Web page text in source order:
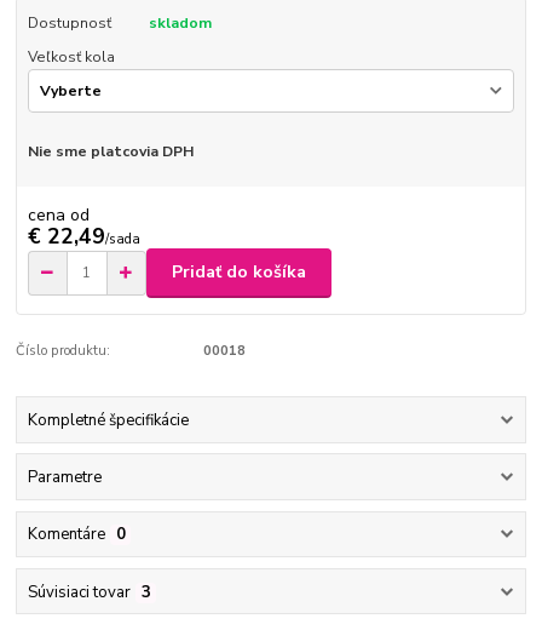
Dostupnosť
skladom
Veľkosť kola
Nie sme platcovia DPH
cena od
€ 22,49/sada
Pridať do košíka
Číslo produktu: 00018
Kompletné špecifikácie
Parametre
Komentáre 0
Súvisiaci tovar 3